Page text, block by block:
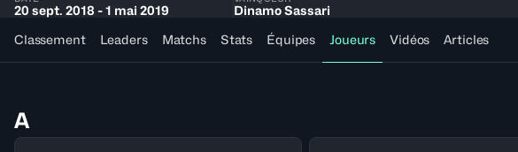
20 sept. 2018 - 1 mai 2019
Dinamo Sassari
Classement
Leaders Matchs Stats Équipes Joueurs Vidéos Articles
A